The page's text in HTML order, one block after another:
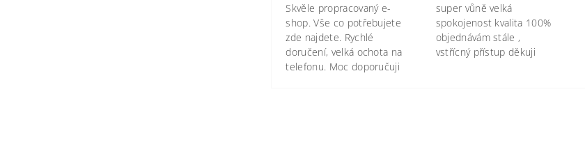
Skvěle propracovaný e-
shop. Vše co potřebujete
zde najdete. Rychlé
doručení, velká ochota na
telefonu. Moc doporučuji
super vůně velká
spokojenost kvalita 100%
objednávám stále ,
vstřícný přístup děkuji